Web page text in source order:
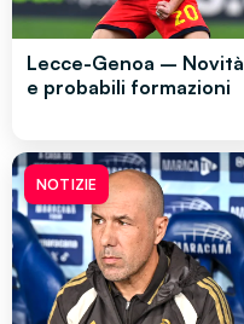
Lecce-Genoa – Novità
e probabili formazioni
NOTIZIE